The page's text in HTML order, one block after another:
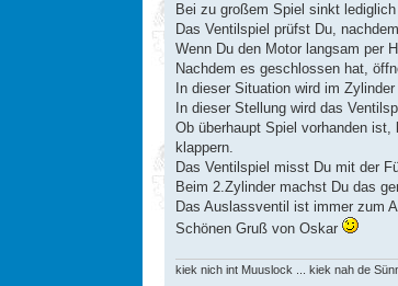
Bei zu großem Spiel sinkt
Das Ventilspiel prüfst Du,
Wenn Du den Motor langsam per
Nachdem es geschlossen hat,
In dieser Situation wird im
In dieser Stellung wird das
Ob überhaupt Spiel vorhanden
klappern.
Das Ventilspiel misst Du mit der
Beim 2.Zylinder machst Du das
Das Auslassventil ist immer zum
Schönen Gruß von Oskar
kiek nich int Muuslock ... kiek nah de